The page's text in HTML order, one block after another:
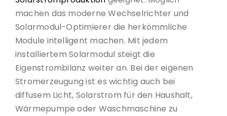
machen das moderne Wechselrichter und
Solarmodul-Optimierer die herkömmliche
Module intelligent machen. Mit jedem
installiertem Solarmodul steigt die
Eigenstrombilanz weiter an. Bei der eigenen
Stromerzeugung ist es wichtig auch bei
diffusem Licht, Solarstrom für den Haushalt,
Wärmepumpe oder Waschmaschine zu